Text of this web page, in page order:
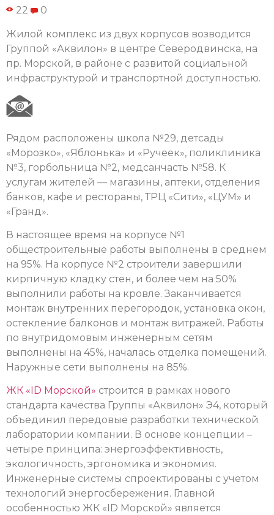
22 0
Жилой комплекс из двух корпусов возводится
Группой «Аквилон» в центре Северодвинска, на
пр. Морской, в районе с развитой социальной
инфраструктурой и транспортной доступностью.
Рядом расположены школа №29, детсады
«Морозко», «Яблонька» и «Ручеек», поликлиника
№3, горбольница №2, медсанчасть №58. К
услугам жителей — магазины, аптеки, отделения
банков, кафе и рестораны, ТРЦ «Сити», «ЦУМ» и
«Гранд».
В настоящее время на корпусе №1
общестроительные работы выполнены в среднем
на 95%. На корпусе №2 строители завершили
кирпичную кладку стен, и более чем на 50%
выполнили работы на кровле. Заканчивается
монтаж внутренних перегородок, установка окон,
остекление балконов и монтаж витражей. Работы
по внутридомовым инженерным сетям
выполнены на 45%, началась отделка помещений.
Наружные сети выполнены на 85%.
ЖК «ID Морской» строится в рамках нового
стандарта качества Группы «Аквилон» Э4, который
объединил передовые разработки технической
лаборатории компании. В основе концепции –
четыре принципа: энергоэффективность,
экологичность, эргономика и экономия.
Инженерные системы спроектированы с учетом
технологий энергосбережения. Главной
особенностью ЖК «ID Морской» является